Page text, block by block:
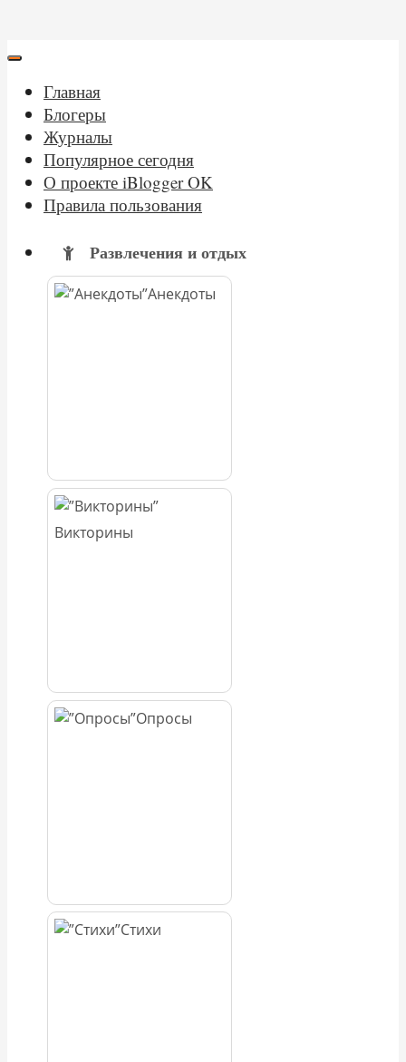
Главная
Блогеры
Журналы
Популярное сегодня
О проекте iBlogger OK
Правила пользования
Развлечения и отдых
Анекдоты
Викторины
Опросы
Стихи